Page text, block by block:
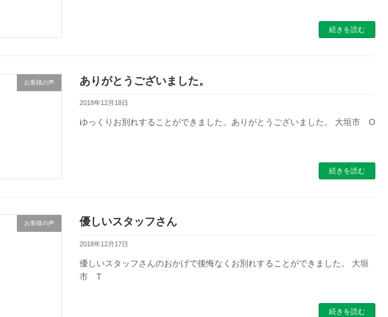
続きを読む
お客様の声 ありがとうございました。
2018年12月18日
ゆっくりお別れすることができました。ありがとうございました。 大垣市 O
続きを読む
お客様の声 優しいスタッフさん
2018年12月17日
優しいスタッフさんのおかげで後悔なくお別れすることができました。 大垣
市 T
続きを読む